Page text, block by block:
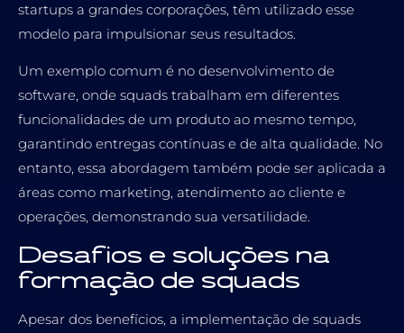
startups a grandes corporações, têm utilizado esse
modelo para impulsionar seus resultados.
Um exemplo comum é no desenvolvimento de
software, onde squads trabalham em diferentes
funcionalidades de um produto ao mesmo tempo,
garantindo entregas contínuas e de alta qualidade. No
entanto, essa abordagem também pode ser aplicada a
áreas como marketing, atendimento ao cliente e
operações, demonstrando sua versatilidade.
Desafios e soluções na
formação de squads
Apesar dos benefícios, a implementação de squads